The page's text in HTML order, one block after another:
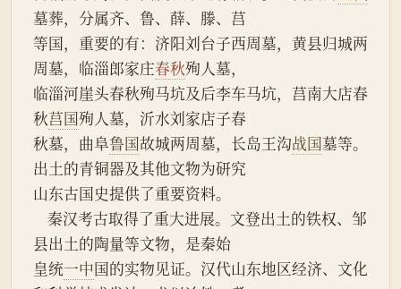
墓葬，分属齐、鲁、薛、滕、莒
等国，重要的有：济阳刘台子西周墓，黄县归城两
周墓，临淄郎家庄春秋殉人墓，
临淄河崖头春秋殉马坑及后李车马坑，莒南大店春
秋莒国殉人墓，沂水刘家店子春
秋墓，曲阜鲁国故城两周墓，长岛王沟战国墓等。
出土的青铜器及其他文物为研究
山东古国史提供了重要资料。
县出土的陶量等文物，是秦始
皇统一中国的实物见证。汉代山东地区经济、文化